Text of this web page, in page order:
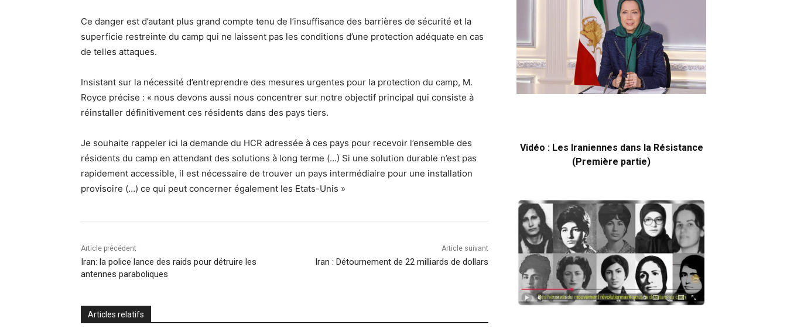
Ce danger est d’autant plus grand compte tenu de l’insuffisance des barrières de sécurité et la
superficie restreinte du camp qui ne laissent pas les conditions d’une protection adéquate en cas
de telles attaques.
Insistant sur la nécessité d’entreprendre des mesures urgentes pour la protection du camp, M.
Royce précise : « nous devons aussi nous concentrer sur notre objectif principal qui consiste à
réinstaller définitivement ces résidents dans des pays tiers.
Je souhaite rappeler ici la demande du HCR adressée à ces pays pour recevoir l’ensemble des
résidents du camp en attendant des solutions à long terme (…) Si une solution durable n’est pas
rapidement accessible, il est nécessaire de trouver un pays intermédiaire pour une installation
provisoire (…) ce qui peut concerner également les Etats-Unis »
Article précédent
Iran: la police lance des raids pour détruire les
antennes paraboliques
Article suivant
Iran : Détournement de 22 milliards de dollars
Articles relatifs
Vidéo : Les Iraniennes dans la Résistance
(Première partie)